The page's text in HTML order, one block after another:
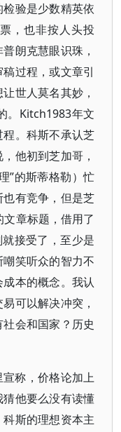
验是少数精英依
，也非按人头投
朗克慧眼识珠，
过程，或文章引
世人莫名其妙，
。Kitch1983年文
。科斯不承认芝
他初到芝加哥，
”的斯蒂格勒）忙
有竞争，但是芝
章标题，借用了
接受了，至少是
笑听众的智力不
本的概念。我认
可以解决冲突，
会和国家？历史
称，价格论加上
他要么没有读懂
斯的理想资本主